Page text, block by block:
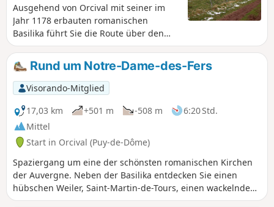
Ausgehend von Orcival mit seiner im
Jahr 1178 erbauten romanischen
Basilika führt Sie die Route über den
GR®4-30 und die Dômes-
Rundwanderung in die Nähe der Puys
de Pourcharet und de Mercoeur, um
schließlich Laschamps mit Blick auf den
Puy de Dôme zu erreichen.
Rund um Notre-Dame-des-Fers
Visorando-Mitglied
17,03 km
+501 m -508 m
6:20 Std.
Mittel
Start in Orcival (Puy-de-Dôme)
Spaziergang um eine der schönsten romanischen Kirchen
der Auvergne. Neben der Basilika entdecken Sie einen
hübschen Weiler, Saint-Martin-de-Tours, einen wackelnden
Felsen und auf den Anhöhen ein herrliches Panorama auf